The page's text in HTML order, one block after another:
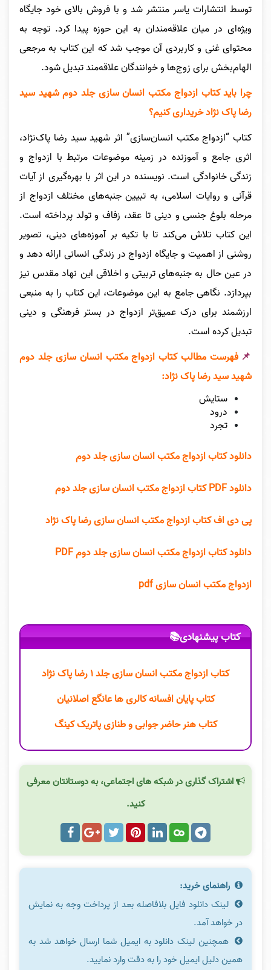
توسط انتشارات یاسر منتشر شد و با فروش بالای خود جایگاه
ویژه‌ای در میان علاقه‌مندان به این حوزه پیدا کرد. توجه به
محتوای غنی و کاربردی آن موجب شد که این کتاب به مرجعی
الهام‌بخش برای زوج‌ها و خوانندگان علاقه‌مند تبدیل شود.
چرا باید کتاب ازدواج مکتب انسان سازی جلد دوم شهید سید
رضا پاک نژاد خریداری کنیم؟
کتاب “ازدواج مکتب انسان‌سازی” اثر شهید سید رضا پاک‌نژاد،
اثری جامع و آموزنده در زمینه موضوعات مرتبط با ازدواج و
زندگی خانوادگی است. نویسنده در این اثر با بهره‌گیری از آیات
قرآنی و روایات اسلامی، به تبیین جنبه‌های مختلف ازدواج از
مرحله بلوغ جنسی و دینی تا عقد، زفاف و تولد پرداخته است.
این کتاب تلاش می‌کند تا با تکیه بر آموزه‌های دینی، تصویر
روشنی از اهمیت و جایگاه ازدواج در زندگی انسانی ارائه دهد و
در عین حال به جنبه‌های تربیتی و اخلاقی این نهاد مقدس نیز
بپردازد. نگاهی جامع به این موضوعات، این کتاب را به منبعی
ارزشمند برای درک عمیق‌تر ازدواج در بستر فرهنگی و دینی
تبدیل کرده است.
📌 فهرست مطالب کتاب ازدواج مکتب انسان سازی جلد دوم
شهید سید رضا پاک نژاد:
ستایش
درود
تجرد
دانلود کتاب ازدواج مکتب انسان سازی جلد دوم
دانلود PDF کتاب ازدواج مکتب انسان سازی جلد دوم
پی دی اف کتاب ازدواج مکتب انسان سازی رضا پاک نژاد
دانلود کتاب ازدواج مکتب انسان سازی جلد دوم PDF
ازدواج مکتب انسان سازی pdf
کتاب پیشنهادی📚
کتاب ازدواج مکتب انسان سازی جلد ۱ رضا پاک نژاد
کتاب پایان افسانه کالری ها عانگع اصلانیان
کتاب هنر حاضر جوابی و طنازی پاتریک کینگ
اشتراک گذاری در شبکه های اجتماعی، به دوستانتان معرفی
کنید.
راهنمای خرید:
لینک دانلود فایل بلافاصله بعد از پرداخت وجه به نمایش
در خواهد آمد.
همچنین لینک دانلود به ایمیل شما ارسال خواهد شد به
همین دلیل ایمیل خود را به دقت وارد نمایید.